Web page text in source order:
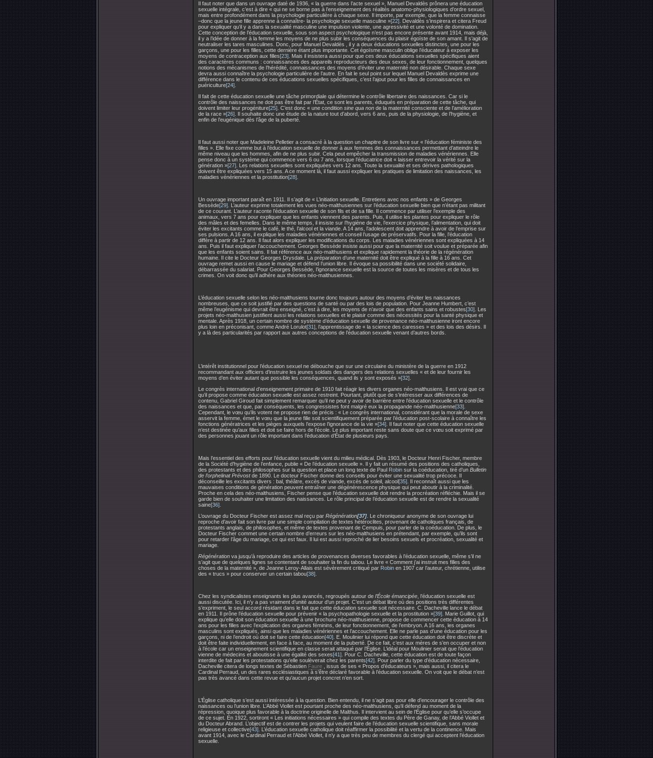
Il faut noter que dans un ouvrage daté de 1936, « la guerre dans l’acte sexuel », Manuel Devaldès prônera une éducation
sexuelle intégrale, c’est à dire « qui ne se borne pas à l’enseignement des réalités anatomo-physiologiques d’ordre sexuel,
mais entre profondément dans la psychologie particulière à chaque sexe. Il importe, par exemple, que la femme connaisse
–donc que la jeune fille apprenne à connaître- la psychologie sexuelle masculine »[22] . Devaldès s’inspirera et citera Freud
pour expliquer qu’il y a dans la sexualité masculine une impulsion violente, une agressivité et une volonté de domination.
Cette conception de l’éducation sexuelle, sous son aspect psychologique n’est pas encore présente avant 1914, mais déjà,
il y a l’idée de donner à la femme les moyens de ne plus subir les conséquences du plaisir égoïste de son amant. Il s’agit de
neutraliser les tares masculines. Donc, pour Manuel Devaldès , il y a deux éducations sexuelles distinctes, une pour les
garçons, une pour les filles, cette dernière étant plus importante. Cet égoïsme masculin oblige l’éducateur à exposer les
moyens de contraception aux filles[23] . Mais il insistera aussi pour que ces deux éducations sexuelles spécifiques aient
des caractères communs : connaissances des appareils reproducteurs des deux sexes, de leur fonctionnement, quelques
notions des mécanismes de l’hérédité, connaissances des moyens d’éviter une maternité non désirable. Chaque sexe
devra aussi connaître la psychologie particulière de l’autre. En fait le seul point sur lequel Manuel Devaldès exprime une
différence dans le contenu de ces éducations sexuelles spécifiques, c’est l’ajout pour les filles de connaissances en
puériculture[24]
Il fait de cette éducation sexuelle une tâche primordiale qui détermine le contrôle libertaire des naissances. Car si le
contrôle des naissances ne doit pas être fait par l’État, ce sont les parents, éduqués en préparation de cette tâche, qui
doivent limiter leur progéniture[25] . C’est donc « une condition sine qua non de la maternité consciente et de l’amélioration
de la race »[26] . Il souhaite donc une étude de la nature tout d’abord, vers 6 ans, puis de la physiologie, de l’hygiène, et
enfin de l’eugénique dès l’âge de la puberté.
Il faut aussi noter que Madeleine Pelletier a consacré à la question un chapitre de son livre sur « l’éducation féministe des
filles ». Elle fixe comme but à l’éducation sexuelle de donner à aux femmes des connaissances permettant d’atteindre le
même niveau que les hommes, afin de ne plus subir. Cela peut empêcher la transmission de maladies vénériennes. Elle
pense donc à un système qui commence vers 6 ou 7 ans, lorsque l’éducatrice doit « laisser entrevoir la vérité sur la
génération »[27] . Les relations sexuelles sont expliquées vers 12 ans. Toute la sexualité et ses dérives pathologiques
doivent être expliquées vers 15 ans. A ce moment là, il faut aussi expliquer les pratiques de limitation des naissances, les
maladies vénériennes et la prostitution[28]
Un ouvrage important paraît en 1911. Il s’agit de « L’initiation sexuelle. Entretiens avec nos enfants » de Georges
Bessède[29] . L’auteur exprime totalement les vues néo-malthusiennes sur l’éducation sexuelle bien que n’étant pas militant
de ce courant. L’auteur raconte l’éducation sexuelle de son fils et de sa fille. Il commence par utiliser l’exemple des
animaux, vers 7 ans pour expliquer que les enfants viennent des parents. Puis, il utilise les plantes pour expliquer le rôle
des mâles et des femelles. Dans le même temps, il insiste sur l’hygiène de vie, l’exercice physique, l’alimentation, qui doit
éviter les excitants comme le café, le thé, l’alcool et la viande. A 14 ans, l’adolescent doit apprendre à avoir de l’emprise sur
ses pulsions. A 16 ans, il explique les maladies vénériennes et conseil l’usage de préservatifs. Pour la fille, l’éducation
diffère à partir de 12 ans. Il faut alors expliquer les modifications du corps. Les maladies vénériennes sont expliquées à 14
ans. Puis il faut expliquer l’accouchement. Georges Bessède insiste aussi pour que la maternité soit voulue et préparée afin
que les enfants soient sains. Il fait référence aux néo-malthusiens et explique rapidement la théorie de la régénération
humaine. Il cite le Docteur Georges Drysdale. La préparation d’une maternité doit être expliqué à la fille à 16 ans. Cet
ouvrage remet aussi en cause le mariage et défend l’union libre. Il évoque sa possibilité dans une société solidaire,
débarrassée du salariat. Pour Georges Bessède, l’ignorance sexuelle est la source de toutes les misères et de tous les
crimes. On voit donc qu’il adhère aux théories néo-malthusiennes.
L’éducation sexuelle selon les néo-malthusiens tourne donc toujours autour des moyens d’éviter les naissances
nombreuses, que ce soit justifié par des questions de santé ou par des lois de population. Pour Jeanne Humbert, c’est
même l’eugénisme qui devrait être enseigné, c’est à dire, les moyens de n’avoir que des enfants sains et robustes[30] . Les
projets néo-malthusien justifient aussi les relations sexuelles et le plaisir comme des nécessités pour la santé physique et
mentale. Après 1918, un certain nombre de système d’éducation sexuelle de provenance néo-malthusienne iront encore
plus loin en préconisant, comme André Lorulot[31] , l’apprentissage de « la science des caresses » et des lois des désirs. Il
y a là des particularités par rapport aux autres conceptions de l’éducation sexuelle venant d’autres bords.
L’intérêt institutionnel pour l’éducation sexuel ne débouche que sur une circulaire du ministère de la guerre en 1912
recommandant aux officiers d’instruire les jeunes soldats des dangers des relations sexuelles « et de leur fournir les
moyens d’en éviter autant que possible les conséquences, quand ils y sont exposés »[32]
Le congrès international d’enseignement primaire de 1910 fait réagir les divers organes néo-malthusiens. Il est vrai que ce
qu’il propose comme éducation sexuelle est assez restreint. Pourtant, plutôt que de s’intéresser aux différences de
contenu, Gabriel Giroud fait simplement remarquer qu’il ne peut y avoir de barrière entre l’éducation sexuelle et le contrôle
des naissances et que, par conséquents, les congressistes font malgré eux la propagande néo-malthusienne[33]
Cependant, le vœu qu’ils votent ne propose rien de précis : « Le congrès international, considérant que la morale de sexe
asservit la femme, émet le vœu que la jeune fille soit scientifiquement préparée par l’éducation post-scolaire à connaître les
fonctions génératrices et les pièges auxquels l’expose l’ignorance de la vie »[34] . Il faut noter que cette éducation sexuelle
n’est destinée qu’aux filles et doit se faire hors de l’école. Le plus important reste sans doute que ce vœu soit exprimé par
des personnes jouant un rôle important dans l’éducation d’État de plusieurs pays.
Mais l’essentiel des efforts pour l’éducation sexuelle vient du milieu médical. Dès 1903, le Docteur Henri Fischer, membre
de la Société d’hygiène de l’enfance, publie « De l’éducation sexuelle ». Il y fait un résumé des positions des catholiques,
des protestants et des philosophes sur la question et place un long texte de Paul Robin sur la coéducation, tiré d’un Bulletin
de l’orphelinat Prévostde 1890. Le docteur Fischer donne des conseils pour éviter une sexualité trop précoce. Il
déconseille les excitants divers : bal, théâtre, excès de viande, excès de soleil, alcool[35] . Il reconnaît aussi que les
mauvaises conditions de génération peuvent entraîner une dégénérescence physique qui peut aboutir à la criminalité.
Proche en cela des néo-malthusiens, Fischer pense que l’éducation sexuelle doit rendre la procréation réfléchie. Mais il se
garde bien de souhaiter une limitation des naissances. Le rôle principal de l’éducation sexuelle est de rendre la sexualité
saine[36]
L’ouvrage du Docteur Fischer est assez mal reçu par Régénération[37] . Le chroniqueur anonyme de son ouvrage lui
reproche d’avoir fait son livre par une simple compilation de textes hétéroclites, provenant de catholiques français, de
protestants anglais, de philosophes, et même de textes provenant de Cempuis, pour parler de la coéducation. De plus, le
Docteur Fischer commet une certain nombre d’erreurs sur les néo-malthusiens en prétendant, par exemple, qu’ils sont
pour retarder l’âge du mariage, ce qui est faux. Il lui est aussi reproché de lier besoins sexuels et procréation, sexualité et
mariage.
Régénération va jusqu’à reproduire des articles de provenances diverses favorables à l’éducation sexuelle, même s’il ne
s’agit que de quelques lignes se contentant de souhaiter la fin du tabou. Le livre « Comment j’ai instruit mes filles des
choses de la maternité », de Jeanne Leroy-Allais est sévèrement critiqué par Robin en 1907 car l’auteur, chrétienne, utilise
des « trucs » pour conserver un certain tabou[38]
Chez les syndicalistes enseignants les plus avancés, regroupés autour de l’École émancipée , l’éducation sexuelle est
aussi discutée. Ici, il n’y a pas vraiment d’unité autour d’un projet. C’est un débat libre où des positions très différentes
s’expriment, le seul accord résidant dans le fait que cette éducation sexuelle soit nécessaire. C. Dacheville lance le débat
en 1911. Il prône l’éducation sexuelle pour prévenir « la psychopathologie sexuelle et la prostitution »[39] . Marie Guillot, qui
explique qu’elle doit son éducation sexuelle à une brochure néo-malthusienne, propose de commencer cette éducation à 14
ans pour les filles avec l’explication des organes féminins, de leur fonctionnement, de l’embryon. A 16 ans, les organes
masculins sont expliqués, ainsi que les maladies vénériennes et l’accouchement. Elle ne parle pas d’une éducation pour les
garçons, ni de l’endroit où doit se faire cette éducation[40] . E. Moulinier lui répond que cette éducation doit être discrète et
doit être faite individuellement, en face à face, au moment de la puberté. De ce fait, c’est aux mères de s’en occuper et non
à l’école car un enseignement scientifique en classe serait attaqué par l’Église. L’idéal pour Moulinier serait que l’éducation
vienne de médecins et aboutisse à une égalité des sexes[41] . Pour C. Dacheville, cette éducation est de toute façon
interdite de fait par les protestations qu’elle soulèverait chez les parents[42] . Pour parler du type d’éducation nécessaire,
Dacheville citera de longs textes de Sébastien Faure , issus de ses « Propos d’éducateurs », mais aussi, il citera le
Cardinal Perraud, un des rares ecclésiastiques à s’être déclaré favorable à l’éducation sexuelle. On voit que le débat n’est
pas très avancé dans cette revue et qu’aucun projet concret n’en sort.
L’Église catholique s’est aussi intéressée à la question. Bien entendu, il ne s’agit pas pour elle d’encourager le contrôle des
naissances ou l’union libre. L’Abbé Viollet est pourtant proche des néo-malthusiens, qu’il défend au moment de la
répression, quoique plus favorable à la doctrine originelle de Malthus. Il intervient au sein de l’Église pour qu’elle s’occupe
de ce sujet. En 1922, sortiront « Les initiations nécessaires » qui compile des textes du Père de Ganay, de l’Abbé Viollet et
du Docteur Abrand. L’objectif est de contrer les projets qui veulent faire de l’éducation sexuelle scientifique, sans morale
religieuse et collective[43] . L’éducation sexuelle catholique doit réaffirmer la possibilité et la vertu de la continence. Mais
avant 1914, avec le Cardinal Perraud et l’Abbé Viollet, il n’y a que très peu de membres du clergé qui acceptent l’éducation
sexuelle.